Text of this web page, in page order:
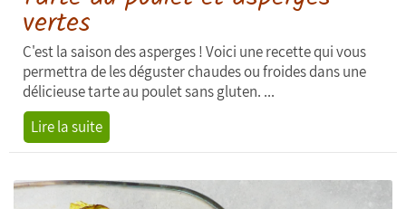
vertes
C'est la saison des asperges ! Voici une recette qui vous
permettra de les déguster chaudes ou froides dans une
délicieuse tarte au poulet sans gluten. ...
Lire la suite